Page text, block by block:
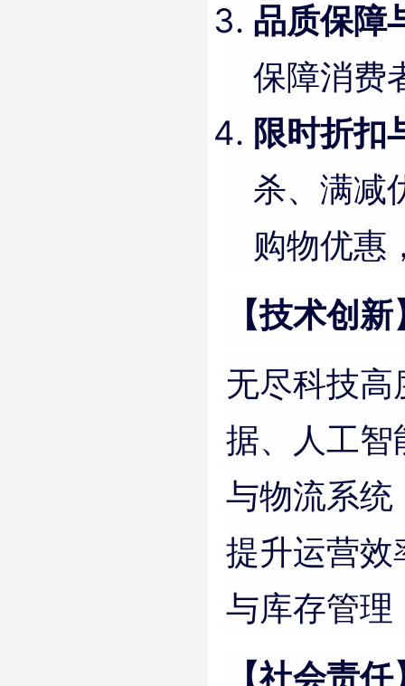
品质保障
保障消费
限时折扣
杀、满减
购物优惠
【技术创新
无尽科技
据、人工智
与物流系统
提升运营效
与库存管理
【社会责任